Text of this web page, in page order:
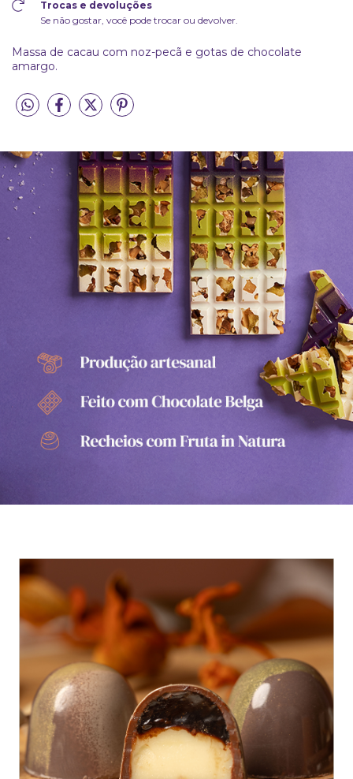
Trocas e devoluções
Se não gostar, você pode trocar ou devolver.
Massa de cacau com noz-pecã e gotas de chocolate
amargo.